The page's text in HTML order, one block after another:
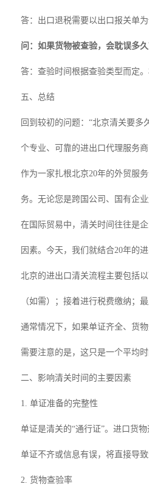
答：出口退税需要以出口报关单
问：如果货物被查验，会耽误多久
答：查验时间根据查验类型而定
五、总结
回到较初的问题：“北京清关要
个专业、可靠的进出口代理服务
作为一家扎根北京20年的外贸服
务。无论您是跨国公司、国有企
在国际贸易中，清关时间往往是
因素。今天，我们就结合20年的
北京的进出口清关流程主要包括
（如需）；接着进行税费缴纳；
通常情况下，如果单证齐全、货
需要注意的是，这只是一个平均
二、影响清关时间的主要因素
1. 单证准备的完整性
单证是清关的“通行证”。进口货
单证不齐或信息有误，将直接导
2. 货物查验率